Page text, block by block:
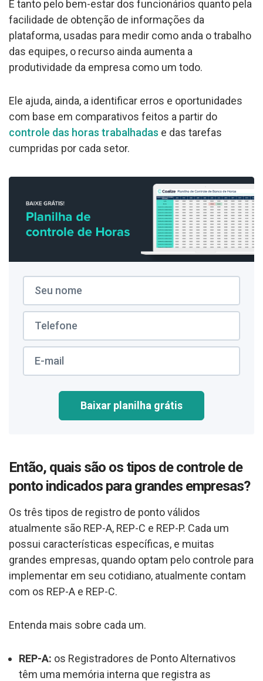
E tanto pelo bem-estar dos funcionários quanto pela
facilidade de obtenção de informações da
plataforma, usadas para medir como anda o trabalho
das equipes, o recurso ainda aumenta a
produtividade da empresa como um todo.
Ele ajuda, ainda, a identificar erros e oportunidades
com base em comparativos feitos a partir do
controle das horas trabalhadas e das tarefas
cumpridas por cada setor.
Baixar planilha grátis
Então, quais são os tipos de controle de
ponto indicados para grandes empresas?
Os três tipos de registro de ponto válidos
atualmente são REP-A, REP-C e REP-P. Cada um
possui características específicas, e muitas
grandes empresas, quando optam pelo controle para
implementar em seu cotidiano, atualmente contam
com os REP-A e REP-C.
Entenda mais sobre cada um.
REP-A: os Registradores de Ponto Alternativos
têm uma memória interna que registra as